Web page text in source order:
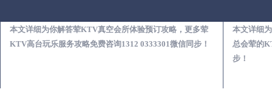
本文详细为你解答荤KTV真空会所体验预订攻略，更多荤
KTV高台玩乐服务攻略免费咨询1312 0333301微信同步！
本文详细
总会荤的
步！